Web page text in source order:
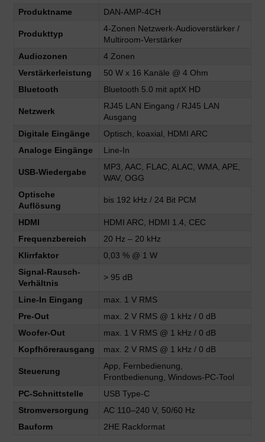
Produktname
DAN-AMP-4CH
Produkttyp
4-Zonen Netzwerk-Audioverstärker /
Multiroom-Verstärker
Audiozonen
4 Zonen
Verstärkerleistung
50 W x 16 Kanäle @ 4 Ohm
Bluetooth
Bluetooth 5.0 mit aptX HD
Netzwerk
RJ45 LAN Eingang / RJ45 LAN
Ausgang
Digitale Eingänge
Optisch, koaxial, HDMI ARC
Analoge Eingänge
Line-In
USB-Wiedergabe
MP3, AAC, FLAC, ALAC, WMA, APE,
WAV, OGG
Optische
Auflösung
bis 192 kHz / 24 Bit PCM
HDMI
HDMI ARC, HDMI 1.4, CEC
Frequenzbereich
20 Hz – 20 kHz
Klirrfaktor
0,03 % @ 1 W
Signal-Rausch-
Verhältnis
> 95 dB
Line-In Eingang
max. 1 V RMS
Pre-Out
max. 2 V RMS @ 1 kHz / 0 dB
Woofer-Out
max. 1 V RMS @ 1 kHz / 0 dB
Kopfhörerausgang
max. 2 V RMS @ 1 kHz / 0 dB
Steuerung
App, Fernbedienung,
Frontbedienung, Windows-PC-Tool
PC-Schnittstelle
USB Type-C
Stromversorgung
AC 110–240 V, 50/60 Hz
Bauform
2HE Rackformat